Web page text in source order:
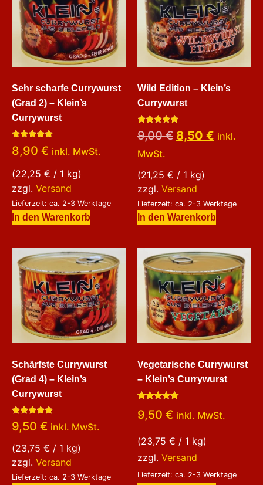
Sehr scharfe Currywurst
(Grad 2) – Klein’s
Currywurst
Bewertet
mit
von 5
8,90 € inkl. MwSt.
(22,25 € / 1 kg)
zzgl. Versand
Lieferzeit: ca. 2-3 Werktage
In den Warenkorb
Wild Edition – Klein’s
Currywurst
Bewertet
mit
von 5
9,00€ 8,50 € inkl.
MwSt.
(21,25 € / 1 kg)
zzgl. Versand
Lieferzeit: ca. 2-3 Werktage
In den Warenkorb
Schärfste Currywurst
(Grad 4) – Klein’s
Currywurst
Bewertet
mit
von 5
9,50 € inkl. MwSt.
(23,75 € / 1 kg)
zzgl. Versand
Lieferzeit: ca. 2-3 Werktage
Vegetarische Currywurst
– Klein’s Currywurst
mit
5.00
9,50 € inkl. MwSt.
(23,75 € / 1 kg)
zzgl. Versand
Lieferzeit: ca. 2-3 Werktage